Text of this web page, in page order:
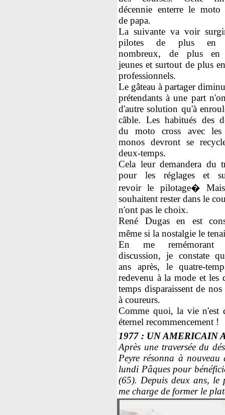
décennie enterre le moto
de papa.
La suivante va voir
pilotes de plus en
nombreux, de plus en
jeunes et surtout de plus
professionnels.
Le gâteau à partager
prétendants à une part
d'autre solution qu'à
câble. Les habitués des
du moto cross avec les
monos devront se
deux-temps.
Cela leur demandera du
pour les réglages et
revoir le pilotage�
souhaitent rester dans le
n'ont pas le choix.
René Dugas en est
même si la nostalgie le
En me remémorant
discussion, je constate
ans après, le quatre-
redevenu à la mode et les
temps disparaissent de nos
à coureurs.
Comme quoi, la vie n'est
éternel recommencement !
1977 : UN AMERICAIN
Après une traversée du
Peyre résonna à
lundi Pâques pour
(65). Depuis deux ans, le
me charge de former le